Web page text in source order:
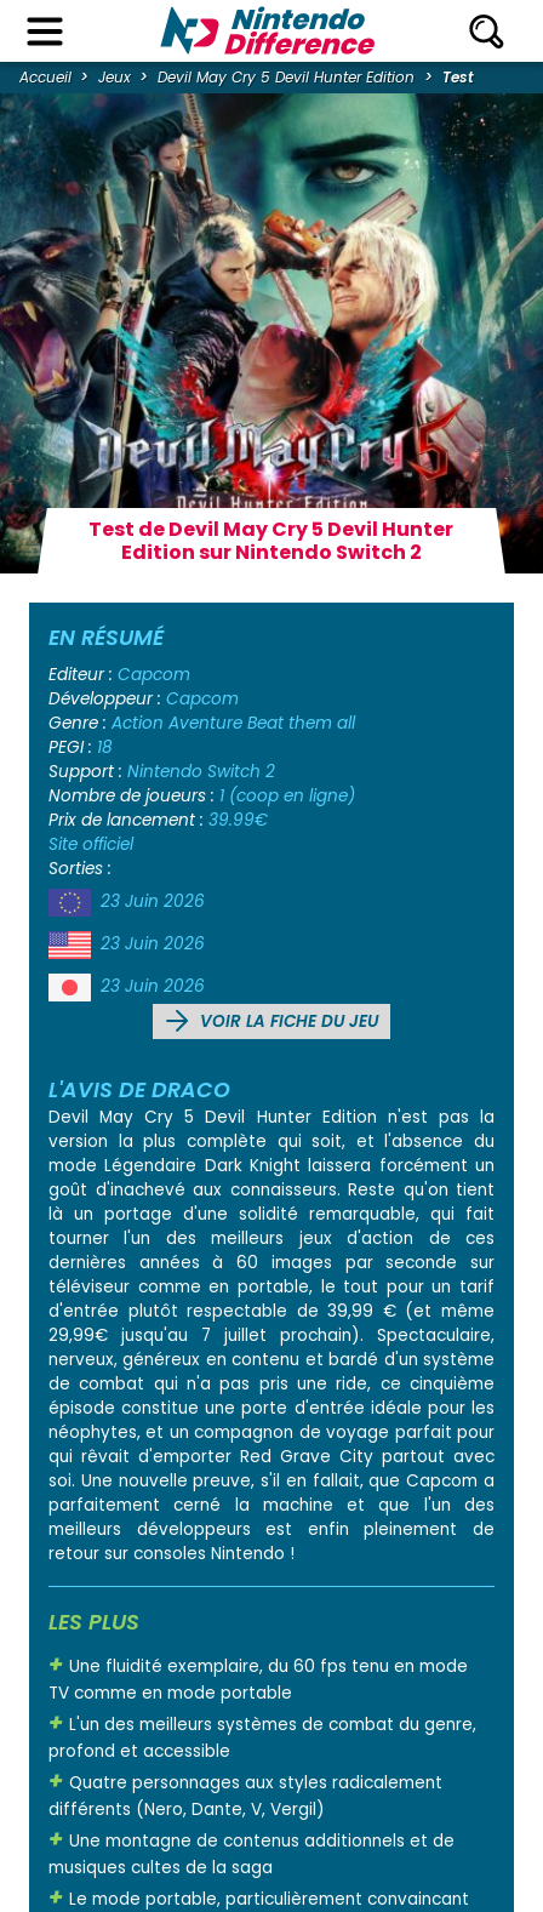
Accueil Jeux Devil May Cry 5 Devil Hunter Edition Test
Test de Devil May Cry 5 Devil Hunter
Edition sur Nintendo Switch 2
EN RÉSUMÉ
Editeur : Capcom
Développeur : Capcom
Genre : Action Aventure Beat them all
PEGI : 18
Support : Nintendo Switch 2
Nombre de joueurs : 1 (coop en ligne)
Prix de lancement : 39.99€
Site officiel
Sorties :
23 Juin 2026
23 Juin 2026
23 Juin 2026
VOIR LA FICHE DU JEU
L'AVIS DE DRACO
Devil May Cry 5 Devil Hunter Edition n'est pas la
version la plus complète qui soit, et l'absence du
mode Légendaire Dark Knight laissera forcément un
goût d'inachevé aux connaisseurs. Reste qu'on tient
là un portage d'une solidité remarquable, qui fait
tourner l'un des meilleurs jeux d'action de ces
dernières années à 60 images par seconde sur
téléviseur comme en portable, le tout pour un tarif
d'entrée plutôt respectable de 39,99 € (et même
29,99€ jusqu'au 7 juillet prochain). Spectaculaire,
nerveux, généreux en contenu et bardé d'un système
de combat qui n'a pas pris une ride, ce cinquième
épisode constitue une porte d'entrée idéale pour les
néophytes, et un compagnon de voyage parfait pour
qui rêvait d'emporter Red Grave City partout avec
soi. Une nouvelle preuve, s'il en fallait, que Capcom a
parfaitement cerné la machine et que l'un des
meilleurs développeurs est enfin pleinement de
retour sur consoles Nintendo !
LES PLUS
Une fluidité exemplaire, du 60 fps tenu en mode
TV comme en mode portable
L'un des meilleurs systèmes de combat du genre,
profond et accessible
Quatre personnages aux styles radicalement
différents (Nero, Dante, V, Vergil)
Une montagne de contenus additionnels et de
musiques cultes de la saga
Le mode portable, particulièrement convaincant